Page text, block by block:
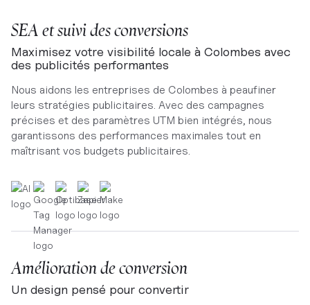
SEA et suivi des conversions
Maximisez votre visibilité locale à Colombes avec
des publicités performantes
Nous aidons les entreprises de Colombes à peaufiner
leurs stratégies publicitaires. Avec des campagnes
précises et des paramètres UTM bien intégrés, nous
garantissons des performances maximales tout en
maîtrisant vos budgets publicitaires.
Amélioration de conversion
Un design pensé pour convertir